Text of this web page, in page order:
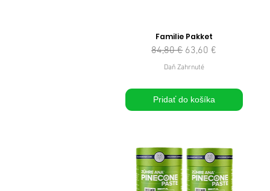
Familie Pakket
Normálna cena
84,80 € Zľavnená cena
63,60 €
Daň Zahrnuté
Pridať do košíka